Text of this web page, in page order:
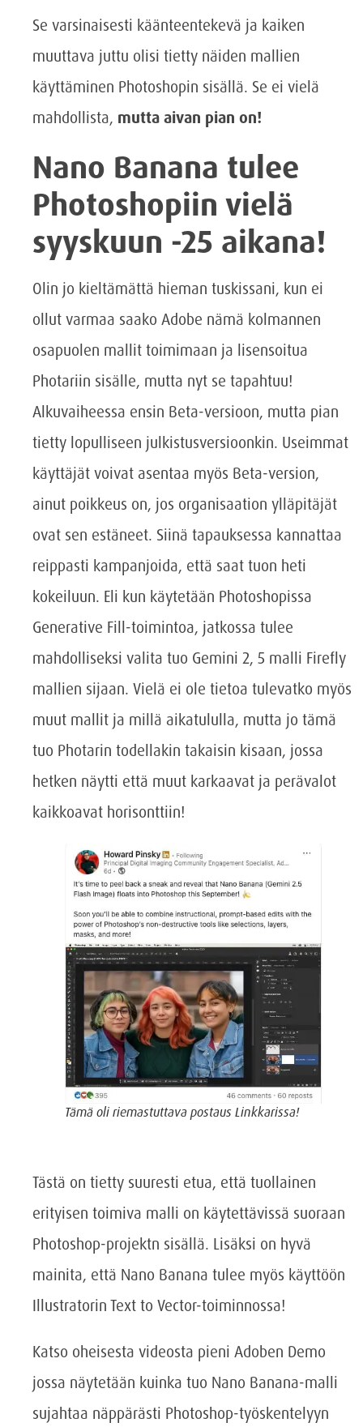
Se varsinaisesti käänteentekevä ja kaiken
muuttava juttu olisi tietty näiden mallien
käyttäminen Photoshopin sisällä. Se ei vielä
mahdollista, mutta aivan pian on!
Nano Banana tulee
Photoshopiin vielä
syyskuun -25 aikana!
Olin jo kieltämättä hieman tuskissani, kun ei
ollut varmaa saako Adobe nämä kolmannen
osapuolen mallit toimimaan ja lisensoitua
Photariin sisälle, mutta nyt se tapahtuu!
Alkuvaiheessa ensin Beta-versioon, mutta pian
tietty lopulliseen julkistusversioonkin. Useimmat
käyttäjät voivat asentaa myös Beta-version,
ainut poikkeus on, jos organisaation ylläpitäjät
ovat sen estäneet. Siinä tapauksessa kannattaa
reippasti kampanjoida, että saat tuon heti
kokeiluun. Eli kun käytetään Photoshopissa
Generative Fill-toimintoa, jatkossa tulee
mahdolliseksi valita tuo Gemini 2, 5 malli Firefly
mallien sijaan. Vielä ei ole tietoa tulevatko myös
muut mallit ja millä aikatululla, mutta jo tämä
tuo Photarin todellakin takaisin kisaan, jossa
hetken näytti että muut karkaavat ja perävalot
kaikkoavat horisonttiin!
Tämä oli riemastuttava postaus Linkkarissa!
Tästä on tietty suuresti etua, että tuollainen
erityisen toimiva malli on käytettävissä suoraan
Photoshop-projektn sisällä. Lisäksi on hyvä
mainita, että Nano Banana tulee myös käyttöön
Illustratorin Text to Vector-toiminnossa!
Katso oheisesta videosta pieni Adoben Demo
jossa näytetään kuinka tuo Nano Banana-malli
sujahtaa näppärästi Photoshop-työskentelyyn